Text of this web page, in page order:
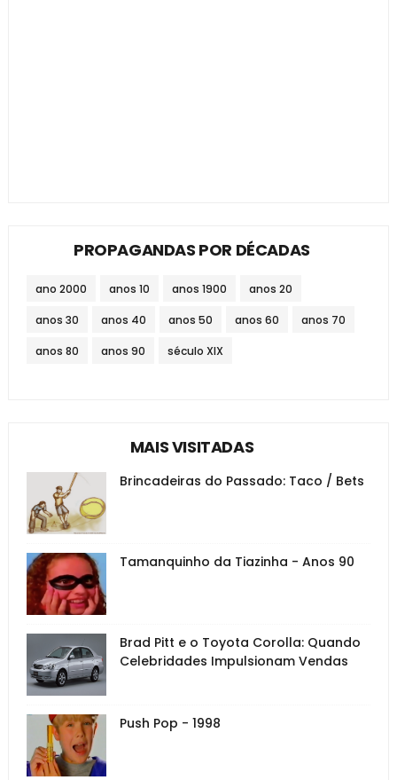
PROPAGANDAS POR DÉCADAS
ano 2000 anos 10 anos 1900 anos 20
anos 30 anos 40 anos 50 anos 60 anos 70
anos 80 anos 90 século XIX
MAIS VISITADAS
Brincadeiras do Passado: Taco / Bets
Tamanquinho da Tiazinha - Anos 90
Brad Pitt e o Toyota Corolla: Quando
Celebridades Impulsionam Vendas
Push Pop - 1998